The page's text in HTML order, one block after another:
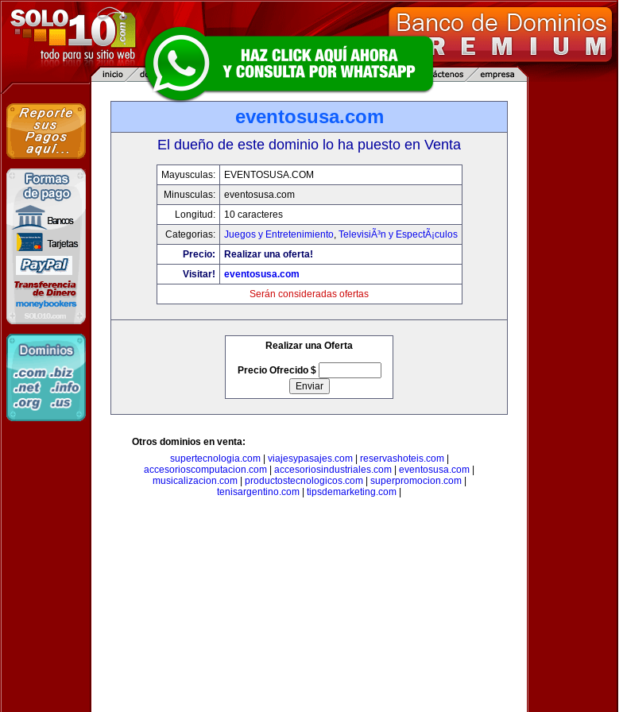
eventosusa.com
El dueño de este dominio lo ha puesto en Venta
Mayusculas:
EVENTOSUSA.COM
Minusculas:
eventosusa.com
Longitud:
10 caracteres
Categorias:
Juegos y Entretenimiento, TelevisiÃ³n y EspectÃ¡culos
Precio:
Realizar una oferta!
Visitar!
eventosusa.com
Serán consideradas ofertas
Realizar una Oferta
Precio Ofrecido $
Otros dominios en venta:
supertecnologia.com| viajesypasajes.com| reservashoteis.com|
accesorioscomputacion.com
accesoriosindustriales.com eventosusa.com
musicalizacion.com| productostecnologicos.com| superpromocion.com|
tenisargentino.com
tipsdemarketing.com